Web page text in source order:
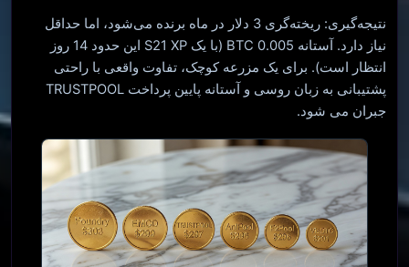
نتیجه‌گیری: ریخته‌گری 3 دلار در ماه برنده می‌شود، اما حداقل
نیاز دارد. آستانه 0.005 BTC (با یک S21 XP این حدود 14 روز
انتظار است). برای یک مزرعه کوچک، تفاوت واقعی با راحتی
پشتیبانی به زبان روسی و آستانه پایین پرداخت TRUSTPOOL
جبران می شود.